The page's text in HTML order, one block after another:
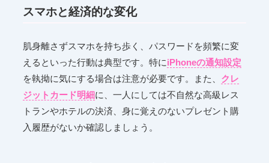
スマホと経済的な変化
肌身離さずスマホを持ち歩く、パスワードを頻繁に変
えるといった行動は典型です。特にiPhoneの通知設定
を執拗に気にする場合は注意が必要です。また、 クレ
ジットカード明細に、一人にしては不自然な高級レス
トランやホテルの決済、身に覚えのないプレゼント購
入履歴がないか確認しましょう。